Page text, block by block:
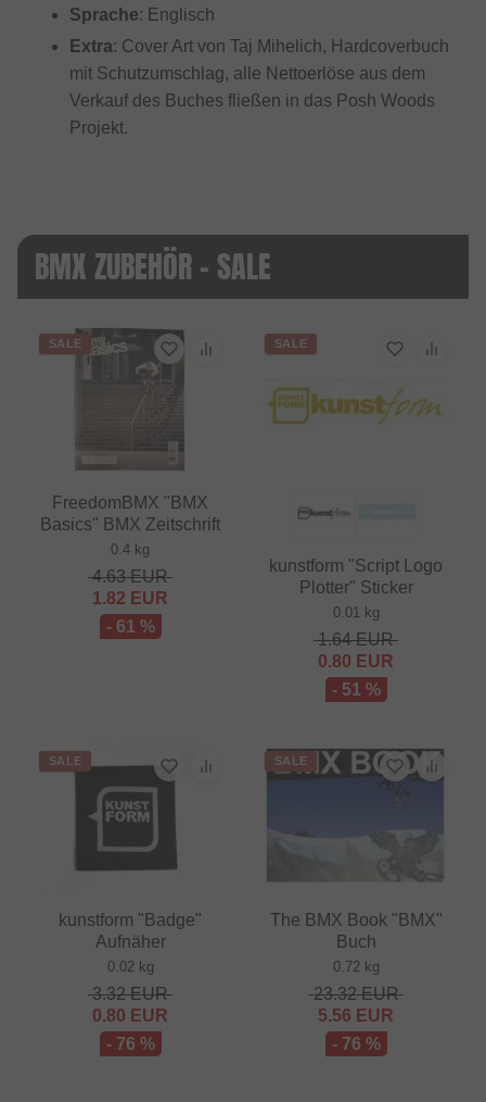
Sprache: Englisch
Extra: Cover Art von Taj Mihelich, Hardcoverbuch
mit Schutzumschlag, alle Nettoerlöse aus dem
Verkauf des Buches fließen in das Posh Woods
Projekt.
BMX ZUBEHÖR - SALE
SALE
FreedomBMX "BMX
Basics" BMX Zeitschrift
0.4 kg
4.63EUR
1.82 EUR
- 61 %
SALE
kunstform "Script Logo
Plotter" Sticker
0.01 kg
1.64EUR
0.80 EUR
- 51 %
SALE
kunstform "Badge"
Aufnäher
0.02 kg
3.32EUR
0.80 EUR
- 76 %
SALE
The BMX Book "BMX"
Buch
0.72 kg
23.32EUR
5.56 EUR
- 76 %